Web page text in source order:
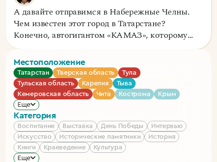
А давайте отправимся в Набережные Челны.
Чем известен этот город в Татарстане?
Конечно, автогигантом «КАМАЗ», которому
недавно исполнилось 55 лет.
Местоположение
Татарстан Тверская область
Тула
Тульская область
Карелия
Тыва
Кемеровская область
Чита Кострома
Крым
Еще
Категория
Воспитание Выставка День Победы
Интервью
Искусство
Исторические памятники
История
Книги
Краеведение
Культура
Еще